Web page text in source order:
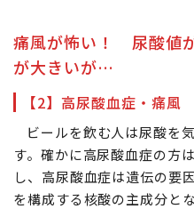
痛風が怖い！ 尿酸値
が大きいが…
【2】高尿酸血症・痛風
ビールを飲む人は尿酸を
す。確かに高尿酸血症の方
し、高尿酸血症は遺伝の要
を構成する核酸の主成分と